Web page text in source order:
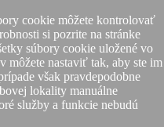
cookie môžete kontrolovať
si pozrite na stránke
súbory cookie uložené vo
môžete nastaviť tak, aby ste im
však pravdepodobne
lokality manuálne
služby a funkcie nebudú